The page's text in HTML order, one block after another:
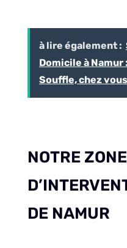
à lire également :
Domicile à
Souffle, chez
NOTRE ZONE
DE NAMUR